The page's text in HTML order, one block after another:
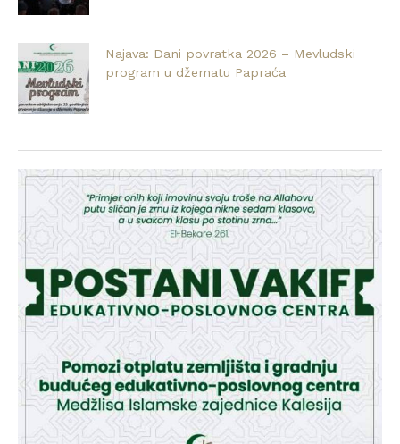
Najava: Dani povratka 2026 – Mevludski
program u džematu Papraća